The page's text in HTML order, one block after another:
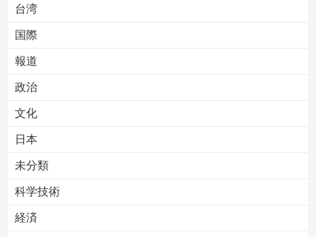
台湾
国際
報道
政治
文化
日本
未分類
科学技術
経済